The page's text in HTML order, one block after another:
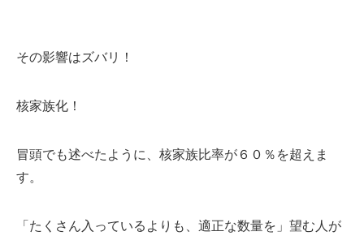
その影響はズバリ！
核家族化！
冒頭でも述べたように、核家族比率が６０％を超えま
す。
「たくさん入っているよりも、適正な数量を」望む人が